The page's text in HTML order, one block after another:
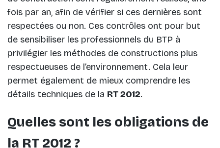
fois par an, afin de vérifier si ces dernières sont
respectées ou non. Ces contrôles ont pour but
de sensibiliser les professionnels du BTP à
privilégier les méthodes de constructions plus
respectueuses de l’environnement. Cela leur
permet également de mieux comprendre les
détails techniques de la RT 2012.
Quelles sont les obligations de
la RT 2012 ?